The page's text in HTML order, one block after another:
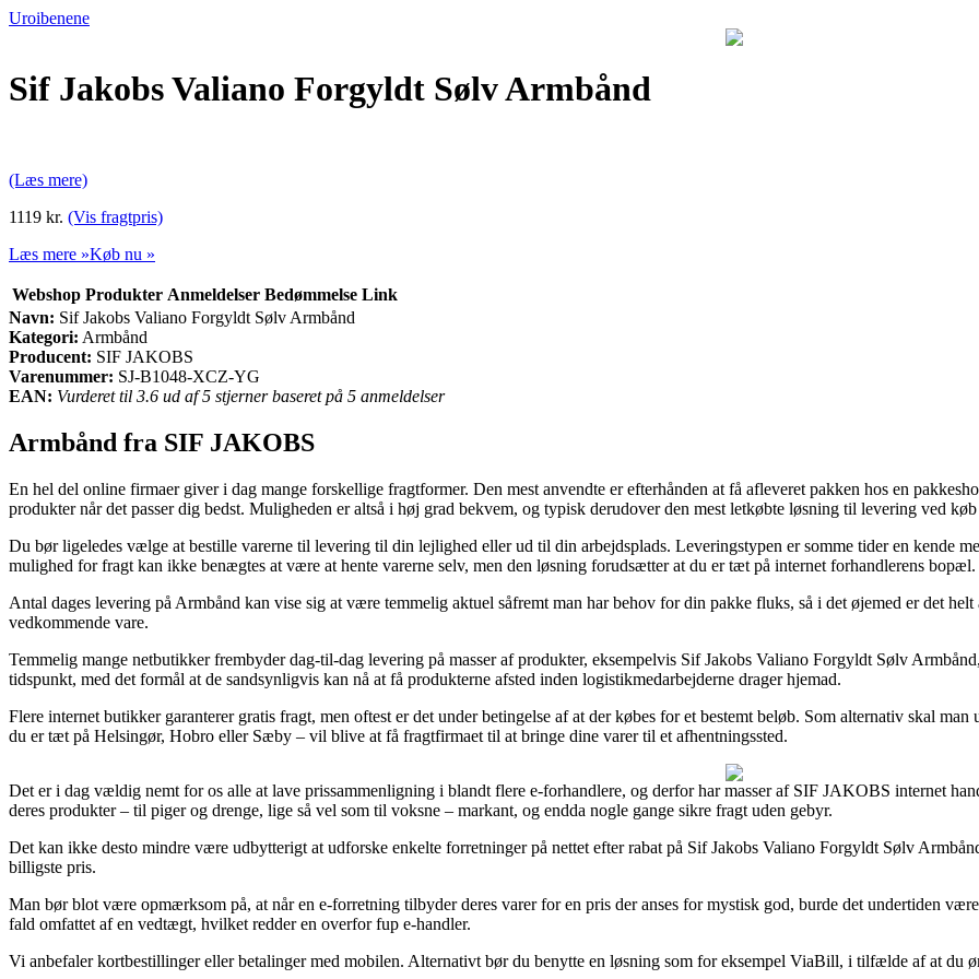
Uroibenene
Sif Jakobs Valiano Forgyldt Sølv Armbånd
(Læs mere)
1119 kr. (Vis fragtpris)
Læs mere »Køb nu »
Webshop Produkter Anmeldelser Bedømmelse Link
Navn: Sif Jakobs Valiano Forgyldt Sølv Armbånd
Kategori: Armbånd
Producent: SIF JAKOBS
Varenummer: SJ-B1048-XCZ-YG
EAN: Vurderet til 3.6 ud af 5 stjerner baseret på 5 anmeldelser
Armbånd fra SIF JAKOBS
En hel del online firmaer giver i dag mange forskellige fragtformer. Den mest anvendte er efterhånden at få afleveret pakken hos en
produkter når det passer dig bedst. Muligheden er altså i høj grad bekvem, og typisk derudover den mest letkøbte løsning til levering ved
Du bør ligeledes vælge at bestille varerne til levering til din lejlighed eller ud til din arbejdsplads. Leveringstypen er somme tider en kende
mulighed for fragt kan ikke benægtes at være at hente varerne selv, men den løsning forudsætter at du er tæt på internet forhandlerens bopæl.
Antal dages levering på Armbånd kan vise sig at være temmelig aktuel såfremt man har behov for din pakke fluks, så i det øjemed er det
vedkommende vare.
Temmelig mange netbutikker frembyder dag-til-dag levering på masser af produkter, eksempelvis Sif Jakobs Valiano Forgyldt Sølv
tidspunkt, med det formål at de sandsynligvis kan nå at få produkterne afsted inden logistikmedarbejderne drager hjemad.
Flere internet butikker garanterer gratis fragt, men oftest er det under betingelse af at der købes for et bestemt beløb. Som alternativ skal
du er tæt på Helsingør, Hobro eller Sæby – vil blive at få fragtfirmaet til at bringe dine varer til et afhentningssted.
Det er i dag vældig nemt for os alle at lave prissammenligning i blandt flere e-forhandlere, og derfor har masser af SIF JAKOBS internet
deres produkter – til piger og drenge, lige så vel som til voksne – markant, og endda nogle gange sikre fragt uden gebyr.
Det kan ikke desto mindre være udbytterigt at udforske enkelte forretninger på nettet efter rabat på Sif Jakobs Valiano Forgyldt Sølv
billigste pris.
Man bør blot være opmærksom på, at når en e-forretning tilbyder deres varer for en pris der anses for mystisk god, burde det undertiden
fald omfattet af en vedtægt, hvilket redder en overfor fup e-handler.
Vi anbefaler kortbestillinger eller betalinger med mobilen. Alternativt bør du benytte en løsning som for eksempel ViaBill, i tilfælde af at du